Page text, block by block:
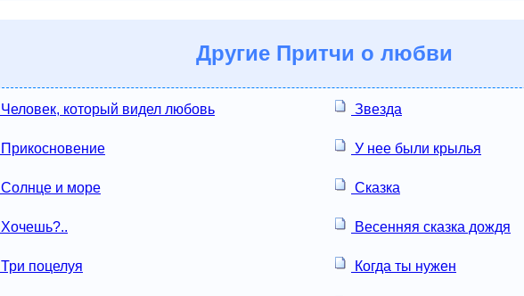
Другие Притчи о любви
Человек, который видел любовь Звезда
Прикосновение У нее были крылья
Солнце и море Сказка
Хочешь?.. Весенняя сказка дождя
Три поцелуя Когда ты нужен